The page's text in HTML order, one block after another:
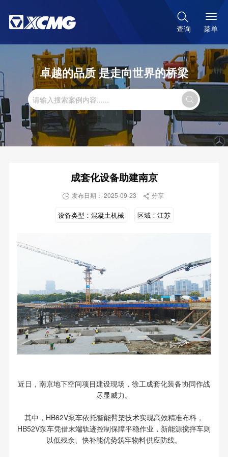

查询 菜单
卓越的品质 是走向世界的桥梁

成套化设备助建南京
 发布日期： 2025-09-23  分享
设备类型： 混凝土机械 区域： 江苏
近日，南京地下空间项目建设现场，徐工成套化装备协同作战
尽显威力。
其中，HB62V泵车依托智能臂架技术实现高效精准布料，
HB52V泵车凭借末端轨迹控制保障平稳作业，新能源搅拌车则
以低残余、快补能优势筑牢物料供应防线。